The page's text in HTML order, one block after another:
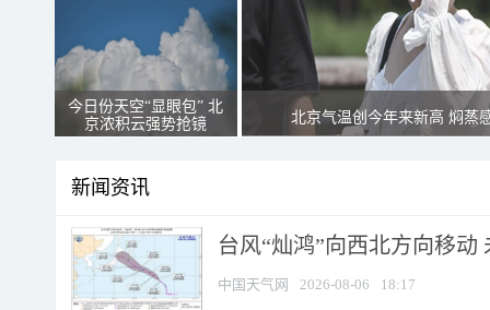
今日份天空“显眼包” 北
京浓积云强势抢镜
北京气温创今年来新高 焖蒸
新闻资讯
台风“灿鸿”向西北方向移动
中国天气网 2026-08-06 18:17